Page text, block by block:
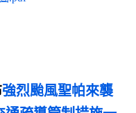
強烈颱風聖帕來襲